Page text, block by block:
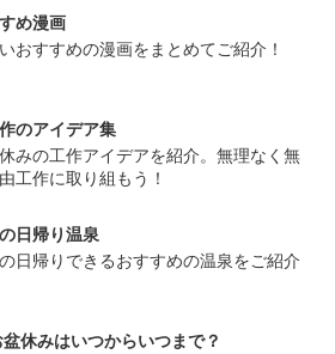
め漫画
おすすめの漫画をまとめてご紹介！
のアイデア集
みの工作アイデアを紹介。無理なく無
工作に取り組もう！
日帰り温泉
日帰りできるおすすめの温泉をご紹介
休みはいつからいつまで？